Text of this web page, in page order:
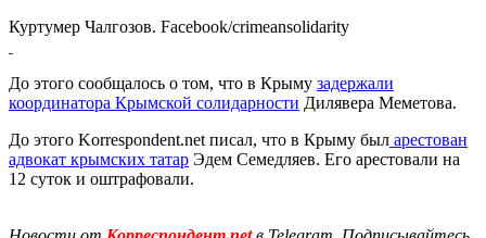
Куртумер Чалгозов. Facebook/crimeansolidarity
До этого сообщалось о том, что в Крыму задержали
координатора Крымской солидарности Дилявера Меметова.
До этого Korrespondent.net писал, что в Крыму был арестован
адвокат крымских татар Эдем Семедляев. Его арестовали на
12 суток и оштрафовали.